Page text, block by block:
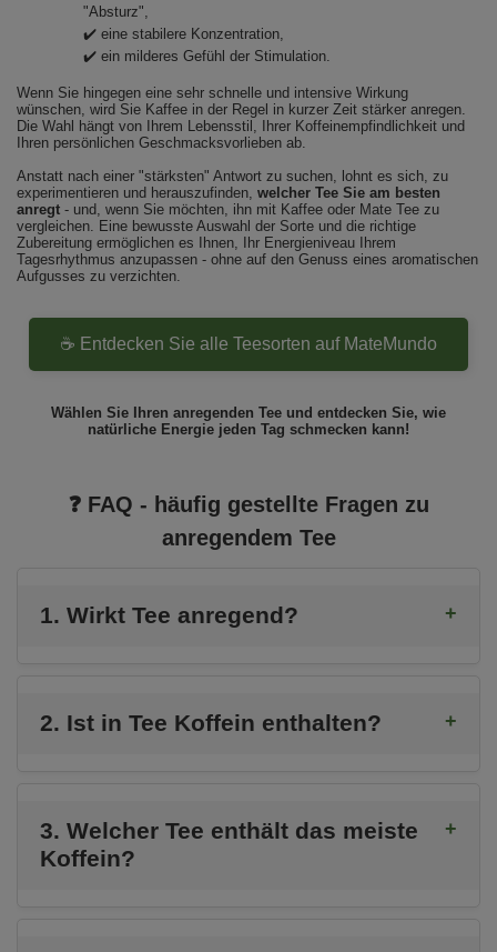
"Absturz",
✔️ eine stabilere Konzentration,
✔️ ein milderes Gefühl der Stimulation.
Wenn Sie hingegen eine sehr schnelle und intensive Wirkung
wünschen, wird Sie Kaffee in der Regel in kurzer Zeit stärker anregen.
Die Wahl hängt von Ihrem Lebensstil, Ihrer Koffeinempfindlichkeit und
Ihren persönlichen Geschmacksvorlieben ab.
Anstatt nach einer "stärksten" Antwort zu suchen, lohnt es sich, zu
experimentieren und herauszufinden, welcher Tee Sie am besten
anregt - und, wenn Sie möchten, ihn mit Kaffee oder Mate Tee zu
vergleichen. Eine bewusste Auswahl der Sorte und die richtige
Zubereitung ermöglichen es Ihnen, Ihr Energieniveau Ihrem
Tagesrhythmus anzupassen - ohne auf den Genuss eines aromatischen
Aufgusses zu verzichten.
☕ Entdecken Sie alle Teesorten auf MateMundo
Wählen Sie Ihren anregenden Tee und entdecken Sie, wie
natürliche Energie jeden Tag schmecken kann!
❓ FAQ - häufig gestellte Fragen zu
anregendem Tee
1. Wirkt Tee anregend?
2. Ist in Tee Koffein enthalten?
3. Welcher Tee enthält das meiste
Koffein?